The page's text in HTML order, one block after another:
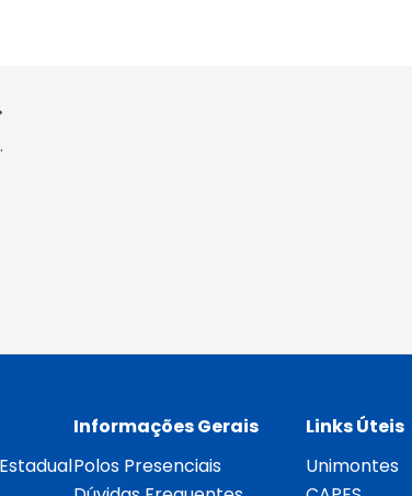
de Início de Atividades – 2ª Chamada
Informações Gerais
Polos Presenciais
Links Úteis
Unimontes